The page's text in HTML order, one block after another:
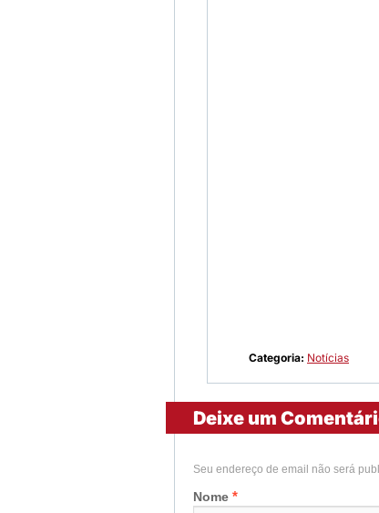
Categoria: Notícias
Deixe um
Seu endereço de email não será
Nome *